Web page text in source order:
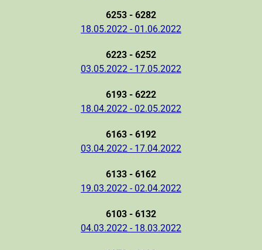
6253 - 6282
18.05.2022 - 01.06.2022
6223 - 6252
03.05.2022 - 17.05.2022
6193 - 6222
18.04.2022 - 02.05.2022
6163 - 6192
03.04.2022 - 17.04.2022
6133 - 6162
19.03.2022 - 02.04.2022
6103 - 6132
04.03.2022 - 18.03.2022